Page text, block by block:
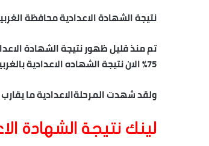
نتيجة الشهادة الاعدادية محافظة
تم منذ قليل ظهور نتيجة الشهادة
75% الان نتيجة الشهاده الاعدادية بالغربية ظهور نتيجة الشهادة الاعدادية
ولقد شهدت المرحلةالاعدادية ما يقارب ال 60 الف طالب قد أدوا أمتحانات الشهادة الاعدادية على مستوى
لينك نتيجة الشهادة